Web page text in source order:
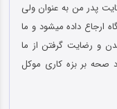
پدر من به عنوان ولی
ارجاع داده میشود و ما
و رضایت گرفتن از ما
صحه بر بزه کاری موکل